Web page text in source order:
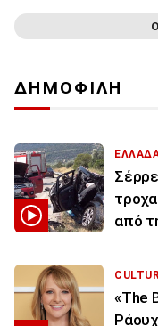
ΔΗΜΟΦΙΛΗ
από
«The